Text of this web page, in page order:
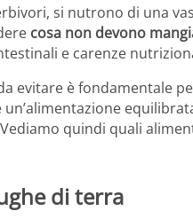
si nutrono di una
cosa non devono
e carenze
evitare è fondamentale
quindi quali
di terra